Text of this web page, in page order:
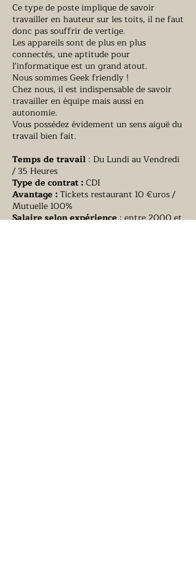
Ce type de poste implique de savoir
travailler en hauteur sur les toits, il ne faut
donc pas souffrir de vertige.
Les appareils sont de plus en plus
connectés, une aptitude pour
l'informatique est un grand atout.
Nous sommes Geek friendly ! ​
Chez nous, il est indispensable de savoir
travailler en équipe mais aussi en
autonomie.
Vous possédez évidement un sens aiguë du
travail bien fait.
Temps de travail : Du Lundi au Vendredi
/ 35 Heures
Type de contrat :CDI
Avantage :Tickets restaurant 10 €uros /
Mutuelle 100%
Salaire selon expérience: entre 2000 et